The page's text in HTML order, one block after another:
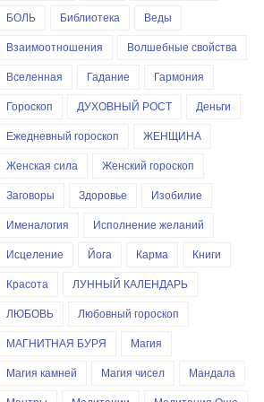
БОЛЬ
Библиотека
Веды
Взаимоотношения
Волшебные свойства
Вселенная
Гадание
Гармония
Гороскоп
ДУХОВНЫЙ РОСТ
Деньги
Ежедневный гороскоп
ЖЕНЩИНА
Женская сила
Женский гороскоп
Заговоры
Здоровье
Изобилие
Именалогия
Исполнение желаний
Исцеление
Йога Карма
Книги
Красота
ЛУННЫЙ КАЛЕНДАРЬ
ЛЮБОВЬ
Любовный гороскоп
МАГНИТНАЯ БУРЯ
Магия
Магия камней
Магия чисел
Мандала